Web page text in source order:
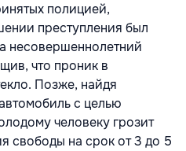
полицией,
преступления был
несовершеннолетний
что проник в
Позже, найдя
с целью
человеку грозит
свободы на срок от 3 до 5